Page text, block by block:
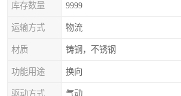
库存数量 9999
运输方式 物流
材质 铸钢，不锈钢
功能用途 换向
驱动方式 气动